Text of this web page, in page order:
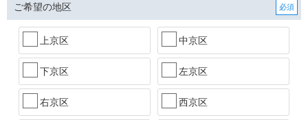
ご希望の地区
上京区 中京区
下京区 左京区
右京区 西京区